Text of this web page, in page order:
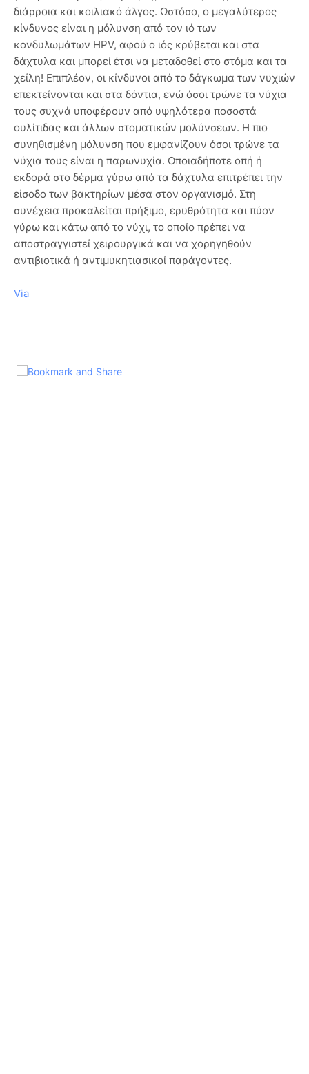
διάρροια και κοιλιακό άλγος. Ωστόσο, ο μεγαλύτερος
κίνδυνος είναι η μόλυνση από τον ιό των
κονδυλωμάτων HPV, αφού ο ιός κρύβεται και στα
δάχτυλα και μπορεί έτσι να μεταδοθεί στο στόμα και τα
χείλη! Επιπλέον, οι κίνδυνοι από το δάγκωμα των νυχιών
επεκτείνονται και στα δόντια, ενώ όσοι τρώνε τα νύχια
τους συχνά υποφέρουν από υψηλότερα ποσοστά
ουλίτιδας και άλλων στοματικών μολύνσεων. Η πιο
συνηθισμένη μόλυνση που εμφανίζουν όσοι τρώνε τα
νύχια τους είναι η παρωνυχία. Οποιαδήποτε οπή ή
εκδορά στο δέρμα γύρω από τα δάχτυλα επιτρέπει την
είσοδο των βακτηρίων μέσα στον οργανισμό. Στη
συνέχεια προκαλείται πρήξιμο, ερυθρότητα και πύον
γύρω και κάτω από το νύχι, το οποίο πρέπει να
αποστραγγιστεί χειρουργικά και να χορηγηθούν
αντιβιοτικά ή αντιμυκητιασικοί παράγοντες.
Via